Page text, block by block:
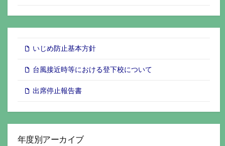
いじめ防止基本方針
台風接近時等における登下校について
出席停止報告書
年度別アーカイブ